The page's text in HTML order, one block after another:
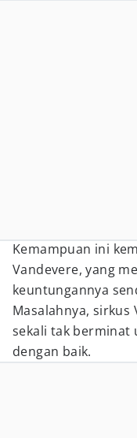
Kemampuan ini
Vandevere, yang
keuntungannya
Masalahnya, sirkus
sekali tak berminat
dengan baik.